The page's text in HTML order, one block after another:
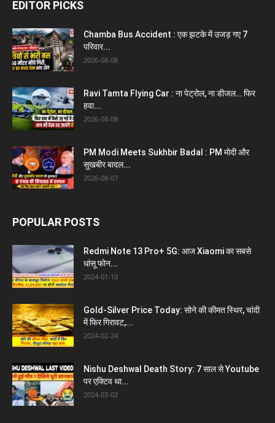
EDITOR PICKS
Chamba Bus Accident : एक झटके में उजड़ गए 7
परिवार...
2026-08-08
Ravi Tamta Flying Car : ना पेट्रोल, ना डीजल… फिर
हवा...
2026-08-08
PM Modi Meets Sukhbir Badal : PM मोदी और
सुखबीर बादल...
2026-08-07
POPULAR POSTS
Redmi Note 13 Pro+ 5G: आज Xiaomi का सबसे
धांसू फोन...
2024-01-10
Gold-Silver Price Today: सोने की कीमत स्थिर, चांदी
में फिर गिरावट,...
2024-02-24
Nishu Deshwal Death Story: 7 साल से Youtube
पर एक्टिव था...
2024-03-02